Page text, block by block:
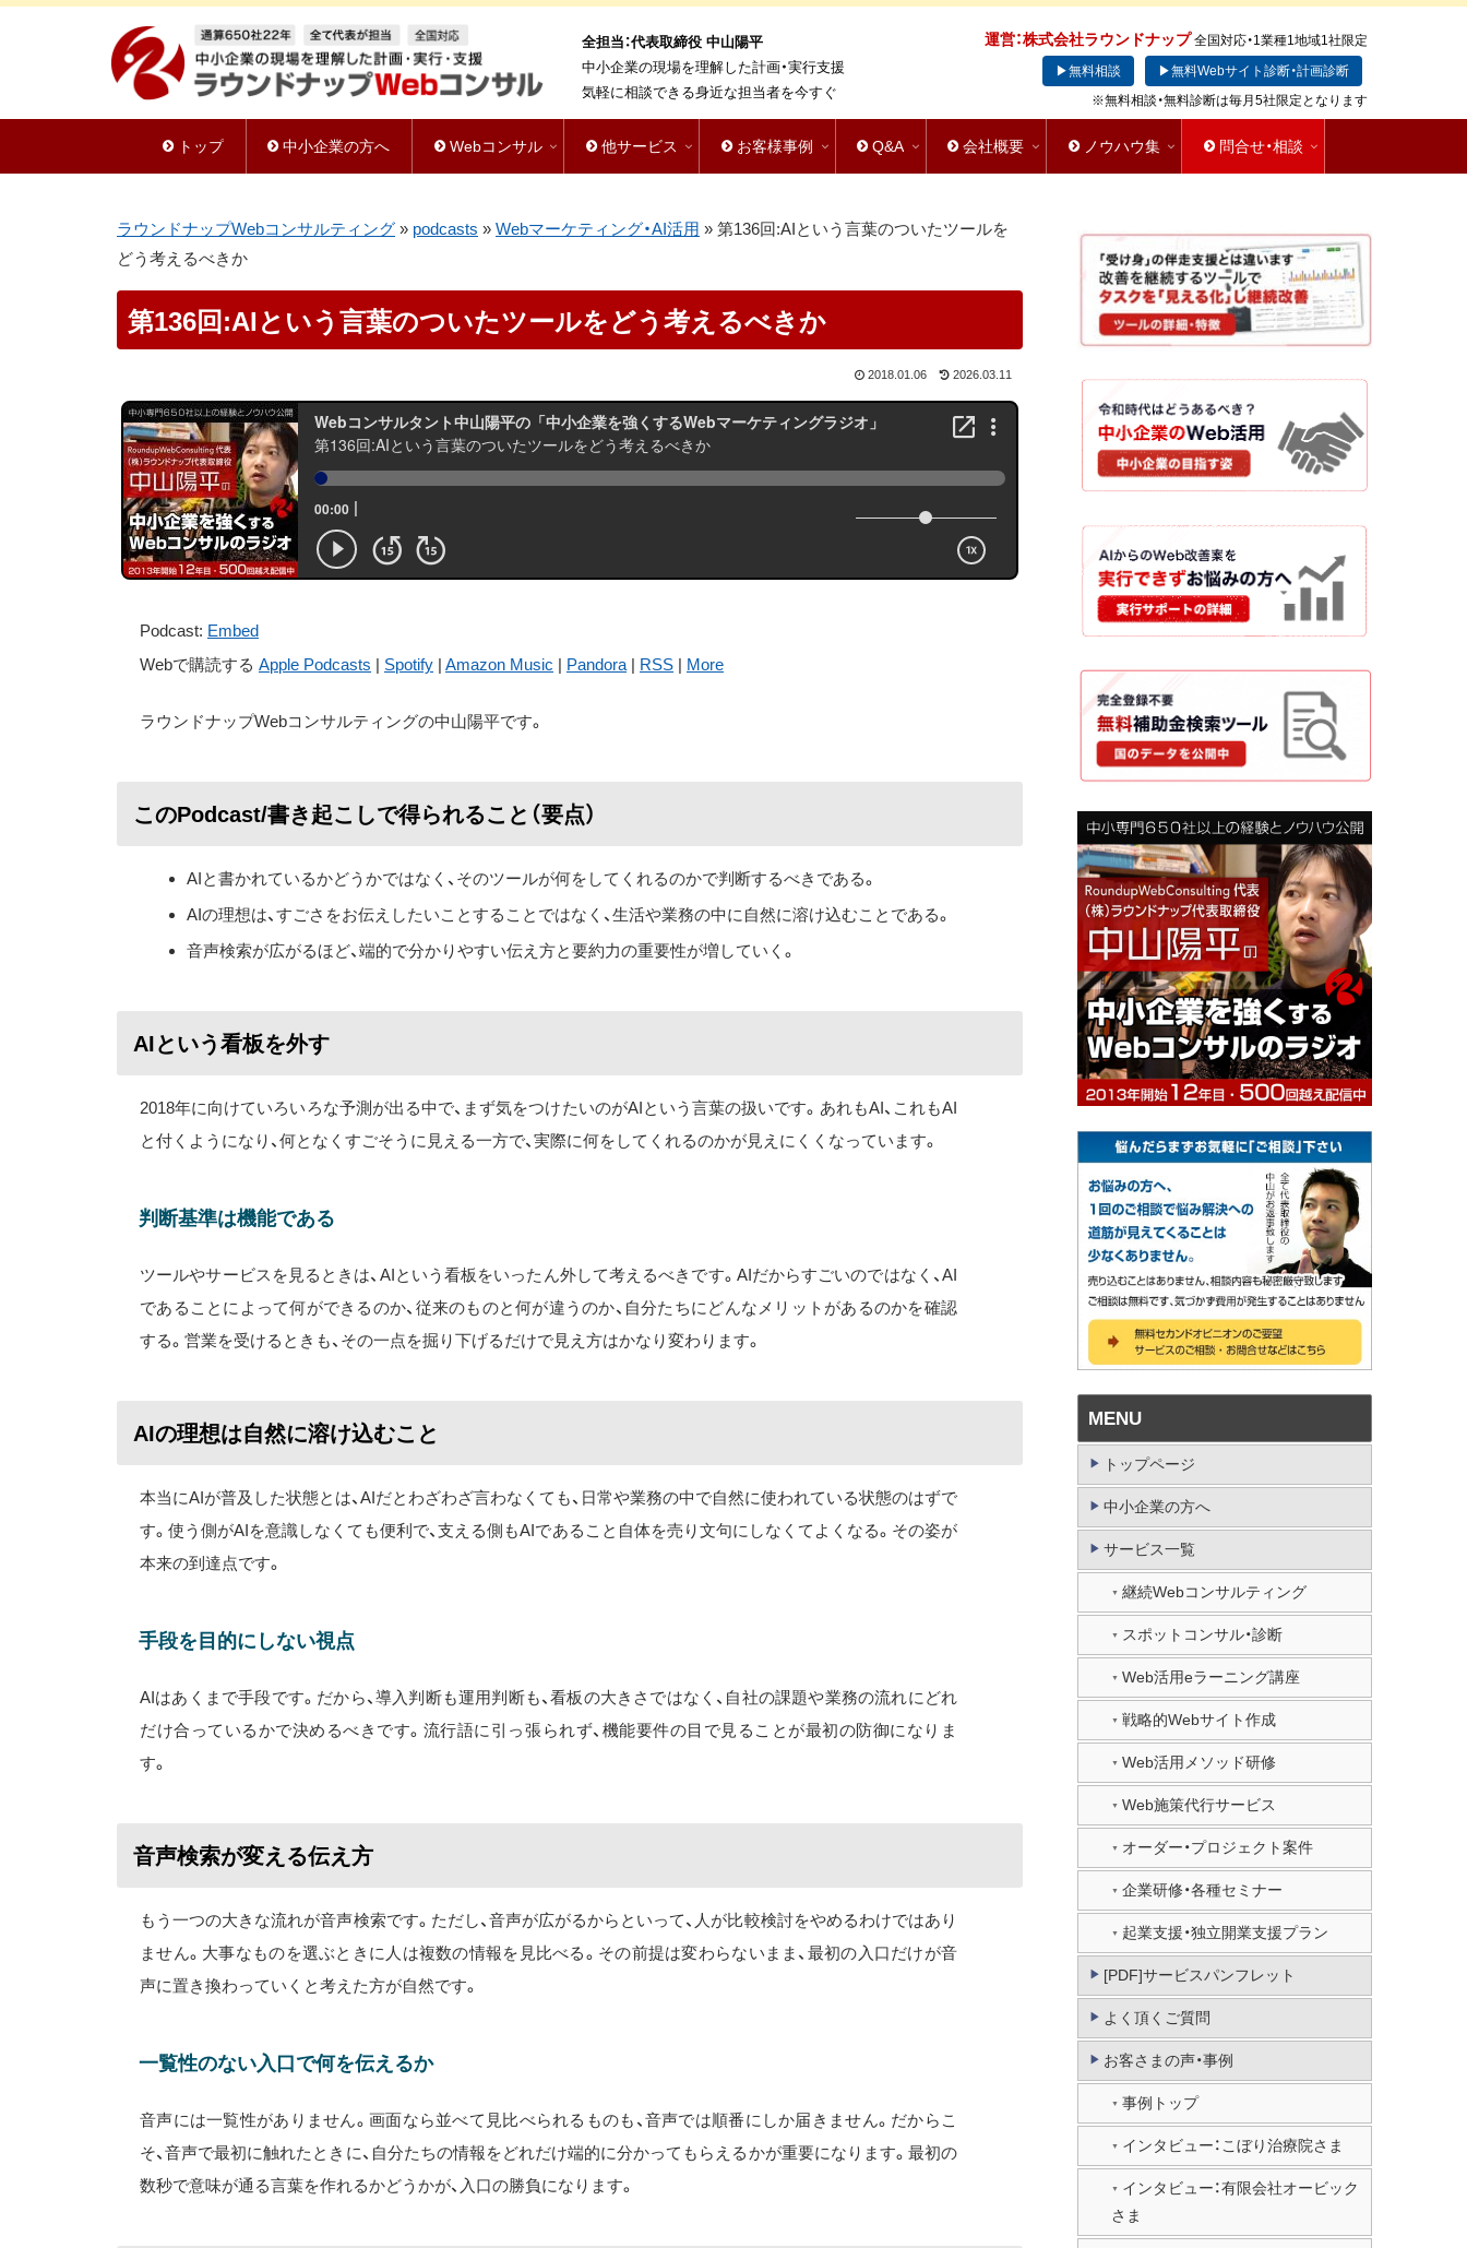
全担当：代表取締役 中山陽平
中小企業の現場を理解した計画・実行支援
気軽に相談できる身近な担当者を今すぐ
運営：株式会社ラウンドナップ 全国対応・1業種1地域1社限定
▶無料相談
▶無料Webサイト診断・計画診断
※無料相談・無料診断は毎月5社限定となります
トップ 中小企業の方へ Webコンサル 他サービス お客様事例 Q&A 会社概要 ノウハウ集 問合せ・相談
ラウンドナップWebコンサルティング » podcasts » Webマーケティング・AI活用 » 第136回:AIという言葉のついたツールを
どう考えるべきか
第136回:AIという言葉のついたツールをどう考えるべきか
2018.01.06 2026.03.11
Podcast: Embed
Webで購読する Apple Podcasts | Spotify | Amazon Music | Pandora | RSS | More
ラウンドナップWebコンサルティングの中山陽平です。
このPodcast/書き起こしで得られること（要点）
AIと書かれているかどうかではなく、そのツールが何をしてくれるのかで判断するべきである。
AIの理想は、すごさをお伝えしたいことすることではなく、生活や業務の中に自然に溶け込むことである。
音声検索が広がるほど、端的で分かりやすい伝え方と要約力の重要性が増していく。
AIという看板を外す
2018年に向けていろいろな予測が出る中で、まず気をつけたいのがAIという言葉の扱いです。あれもAI、これもAI
と付くようになり、何となくすごそうに見える一方で、実際に何をしてくれるのかが見えにくくなっています。
判断基準は機能である
ツールやサービスを見るときは、AIという看板をいったん外して考えるべきです。AIだからすごいのではなく、AI
であることによって何ができるのか、従来のものと何が違うのか、自分たちにどんなメリットがあるのかを確認
する。営業を受けるときも、その一点を掘り下げるだけで見え方はかなり変わります。
AIの理想は自然に溶け込むこと
本当にAIが普及した状態とは、AIだとわざわざ言わなくても、日常や業務の中で自然に使われている状態のはずで
す。使う側がAIを意識しなくても便利で、支える側もAIであること自体を売り文句にしなくてよくなる。その姿が
本来の到達点です。
手段を目的にしない視点
AIはあくまで手段です。だから、導入判断も運用判断も、看板の大きさではなく、自社の課題や業務の流れにどれ
だけ合っているかで決めるべきです。流行語に引っ張られず、機能要件の目で見ることが最初の防御になりま
す。
音声検索が変える伝え方
もう一つの大きな流れが音声検索です。ただし、音声が広がるからといって、人が比較検討をやめるわけではあり
ません。大事なものを選ぶときに人は複数の情報を見比べる。その前提は変わらないまま、最初の入口だけが音
声に置き換わっていくと考えた方が自然です。
一覧性のない入口で何を伝えるか
音声には一覧性がありません。画面なら並べて見比べられるものも、音声では順番にしか届きません。だからこ
そ、音声で最初に触れたときに、自分たちの情報をどれだけ端的に分かってもらえるかが重要になります。最初の
数秒で意味が通る言葉を作れるかどうかが、入口の勝負になります。
MENU
トップページ
中小企業の方へ
サービス一覧
継続Webコンサルティング
スポットコンサル・診断
Web活用eラーニング講座
戦略的Webサイト作成
Web活用メソッド研修
Web施策代行サービス
オーダー・プロジェクト案件
企業研修・各種セミナー
起業支援・独立開業支援プラン
[PDF]サービスパンフレット
よく頂くご質問
お客さまの声・事例
事例トップ
インタビュー：こぼり治療院さま
インタビュー：有限会社オービック
さま